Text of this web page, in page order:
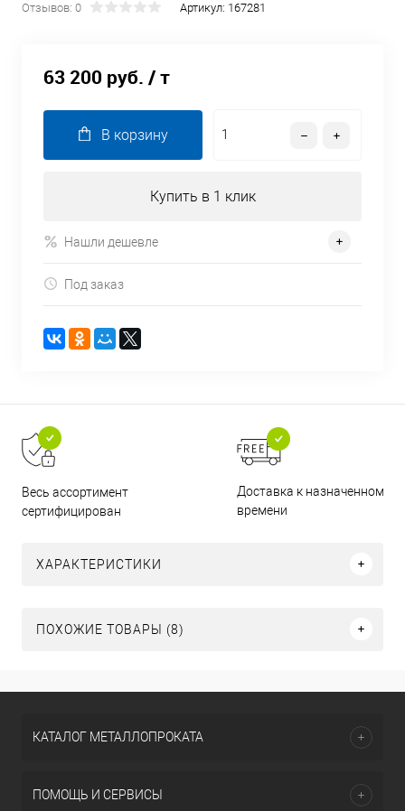
Отзывов: 0 Артикул: 167281
63 200 руб. / т
В корзину
Купить в 1 клик
Нашли дешевле
Под заказ
Весь ассортимент
сертифицирован
Доставка к назначенному
времени
ХАРАКТЕРИСТИКИ
ПОХОЖИЕ ТОВАРЫ (8)
КАТАЛОГ МЕТАЛЛОПРОКАТА
ПОМОЩЬ И СЕРВИСЫ